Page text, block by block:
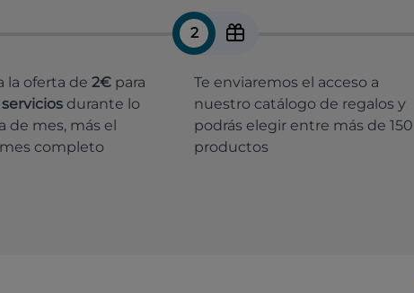
la oferta de 2€ para
servicios durante lo
de mes, más el
completo
2
Te enviaremos el acceso a
nuestro catálogo de regalos y
podrás elegir entre más de 150
productos